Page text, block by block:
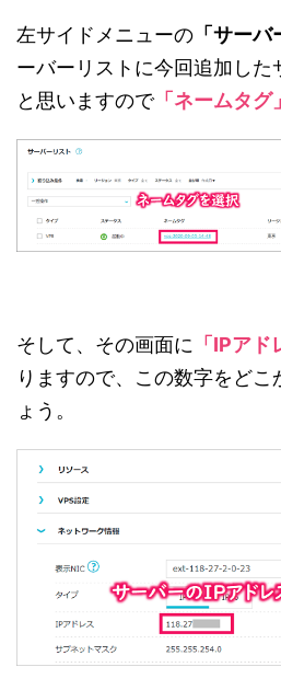
左サイドメニューの 「サーバ
ーバーリストに今回追加した
と思いますので「ネームタグ」
そして、その画面に 「IPアド
りますので、この数字をどこ
ょう。